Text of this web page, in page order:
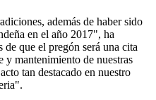
además de haber sido
en el año 2017", ha
que el pregón será una cita
mantenimiento de nuestras
tan destacado en nuestro